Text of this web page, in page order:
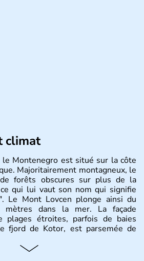
climat
le Montenegro est situé sur la côte
Majoritairement montagneux, le
forêts obscures sur plus de la
qui lui vaut son nom qui signifie
Le Mont Lovcen plonge ainsi du
dans la mer. La façade
plages étroites, parfois de baies
fjord de Kotor, est parsemée de